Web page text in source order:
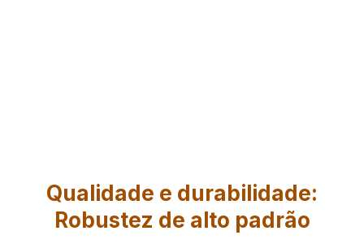
Qualidade e durabilidade:
Robustez de alto padrão